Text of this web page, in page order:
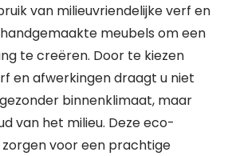
van milieuvriendelijke verf en
meubels om een
te creëren. Door te kiezen
en afwerkingen draagt u niet
binnenklimaat, maar
van het milieu. Deze eco-
voor een prachtige